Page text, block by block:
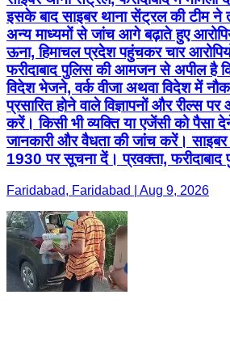
इसके बाद साइबर थाना सेंट्रल की टीम ने
अन्य माध्यमों से जांच आगे बढ़ाते हुए
ऊना, हिमाचल प्रदेश पहुंचकर चार
फरीदाबाद पुलिस की आमजन से अपील है
विदेश भेजने, वर्क वीजा अथवा विदेश में
प्रसारित होने वाले विज्ञापनों और रील्स
करें। किसी भी व्यक्ति या एजेंसी को पैसा
जानकारी और वैधता की जांच करें। साइबर
1930 पर सूचना दें। प्रवक्ता, फरीदाबाद
Faridabad, Faridabad | Aug 9, 2026